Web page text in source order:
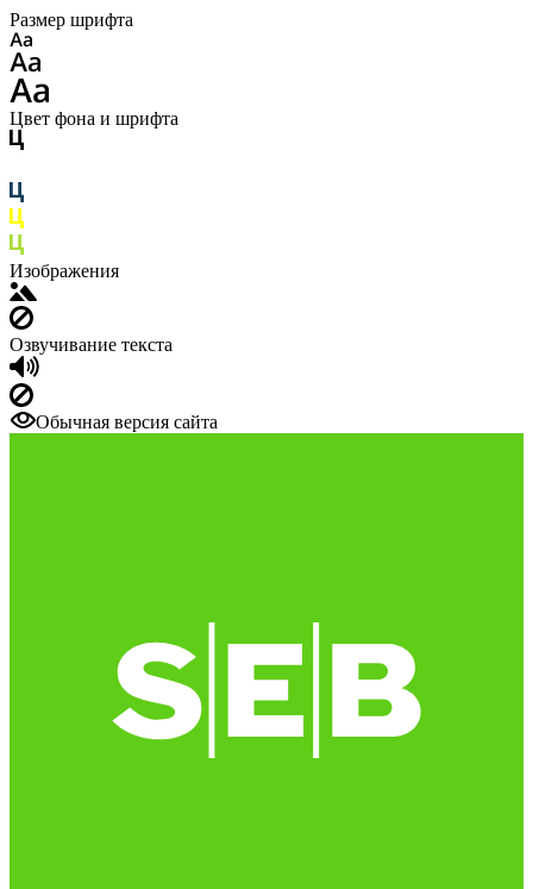
Размер шрифта
Цвет фона и шрифта
Изображения
Озвучивание текста
Обычная версия сайта